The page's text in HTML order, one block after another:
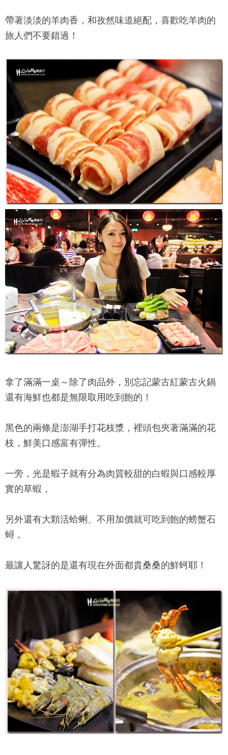
帶著淡淡的羊肉香，和孜然味道絕配，喜歡吃羊肉的
旅人們不要錯過！
拿了滿滿一桌～除了肉品外，別忘記蒙古紅蒙古火鍋
還有海鮮也都是無限取用吃到飽的！
黑色的兩條是澎湖手打花枝漿，裡頭包夾著滿滿的花
枝，鮮美口感富有彈性。
一旁，光是蝦子就有分為肉質較甜的白蝦與口感較厚
實的草蝦，
另外還有大顆活蛤蜊、不用加價就可吃到飽的螃蟹石
蟳，
最讓人驚訝的是還有現在外面都貴桑桑的鮮蚵耶！